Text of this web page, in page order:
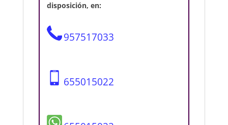
disposición, en:
957517033
655015022